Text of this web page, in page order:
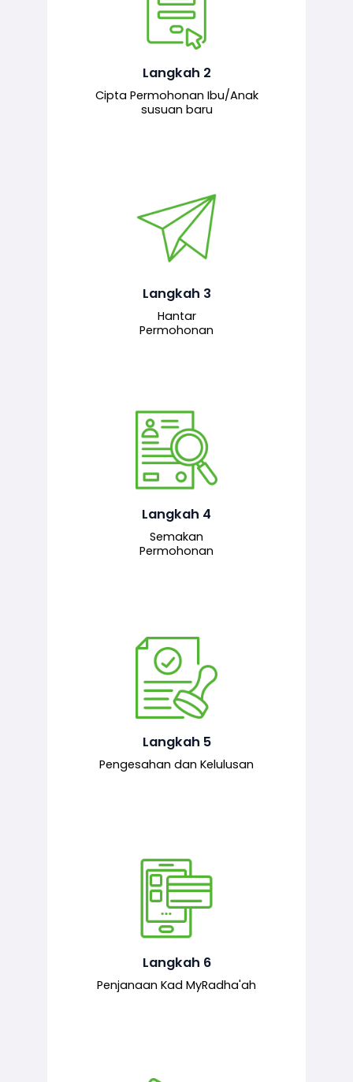
Langkah 2
Cipta Permohonan Ibu/Anak
susuan baru
Pemohon mengisi borang
permohonan bagi pendaftaran
baharu melalui sistem.
Langkah 3
Hantar
Permohonan
Permohonan yang lengkap dihantar
untuk proses semakan dan
bertanggungjawab.
Langkah 4
Semakan
Permohonan
Pegawai penyemak menyemak
maklumat yang dikemukakan. Jika
semua maklumat adalah lengkap dan
kepada pegawai pelulus untuk
tindakan seterusnya.
Langkah 5
Pengesahan dan Kelulusan
Pegawai pelulus menilai permohonan
dan memberi pengesahan serta
kelulusan akhir sekiranya semuanya
mematuhi syarat ditetapkan.
Langkah 6
Penjanaan Kad MyRadha'ah
Setelah permohonan diluluskan, kad
MyRadha’ah akan dijana.